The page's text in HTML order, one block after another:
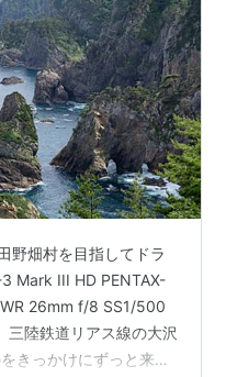
野畑村を目指してドラ
Mark III HD PENTAX-
26mm f/8 SS1/500
三陸鉄道リアス線の大沢
きっかけにずっと来て